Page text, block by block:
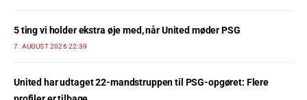
5 ting vi holder ekstra øje med, når United møder PSG
7. AUGUST 2026 22:39
United har udtaget 22-mandstruppen til PSG-opgøret: Flere